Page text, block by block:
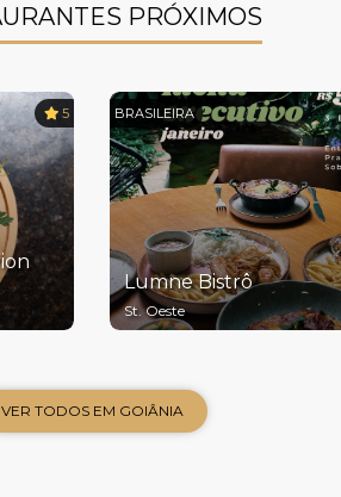
PRÓXIMOS
5 BRASILEIRA
Lumne Bistrô
St. Oeste
VER TODOS EM GOIÂNIA